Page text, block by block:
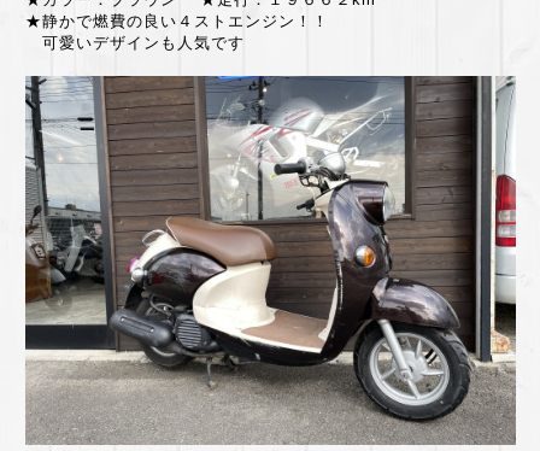
★静かで燃費の良い４ストエンジン！！
可愛いデザインも人気です